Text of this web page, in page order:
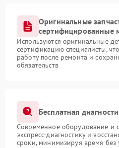
Оригинальные
сертифицированные
Используются оригинальные
сертификацию специалисты,
работу после ремонта и
обязательств
Бесплатная
Современное оборудование и
экспресс-диагностику и
сроки, минимизируя время без